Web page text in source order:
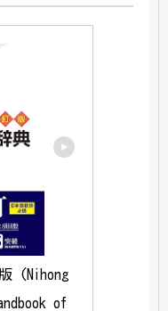
(Nihong
of